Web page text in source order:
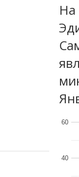
На
40
60